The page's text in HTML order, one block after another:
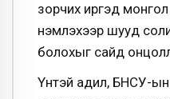
зорчих иргэд
үнэмлэхээр шууд
болохыг сайд
Үүнтэй адил, БНСУ-